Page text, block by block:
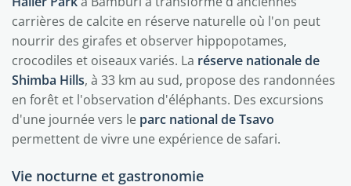
carrières de calcite en réserve naturelle où l'on peut
nourrir des girafes et observer hippopotames,
crocodiles et oiseaux variés. La réserve nationale de
Shimba Hills, à 33 km au sud, propose des randonnées
en forêt et l'observation d'éléphants. Des excursions
d'une journée vers le parc national de Tsavo
permettent de vivre une expérience de safari.
Vie nocturne et gastronomie